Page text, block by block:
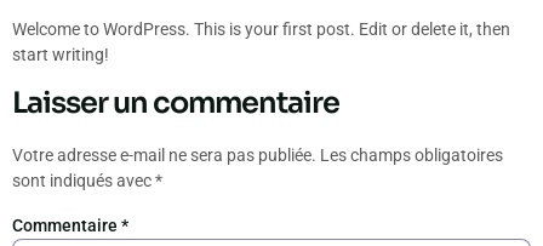
Welcome to WordPress. This is your first post. Edit or delete it, then
start writing!
Laisser un commentaire
Votre adresse e-mail ne sera pas publiée. Les champs obligatoires
sont indiqués avec*
Commentaire *